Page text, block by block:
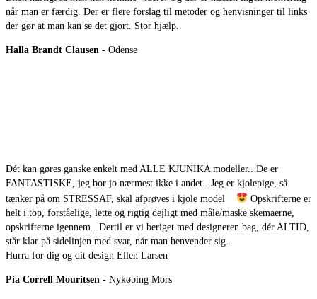
når man er færdig. Der er flere forslag til metoder og henvisninger til links
der gør at man kan se det gjort. Stor hjælp.
Halla Brandt Clausen - Odense
Dét kan gøres ganske enkelt med ALLE KJUNIKA modeller.. De er
FANTASTISKE, jeg bor jo nærmest ikke i andet.. Jeg er kjolepige, så
tænker på om STRESSAF, skal afprøves i kjole model
Opskrifterne er
helt i top, forståelige, lette og rigtig dejligt med måle/maske skemaerne,
opskrifterne igennem.. Dertil er vi beriget med designeren bag, dér ALTID,
står klar på sidelinjen med svar, når man henvender sig..
Hurra for dig og dit design Ellen Larsen
Pia Correll Mouritsen - Nykøbing Mors